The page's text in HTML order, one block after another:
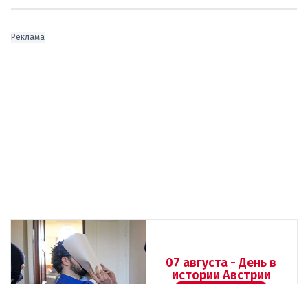
Реклама
07 августа - День в
истории Австрии